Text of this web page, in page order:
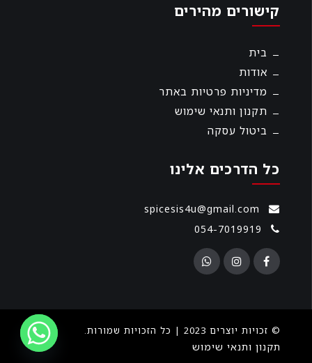
קישורים מהירים
בית
אודות
מדיניות פרטיות באתר
תקנון ותנאי שימוש
ביטול עסקה
כל הדרכים אלינו
spicesis4u@gmail.com
054-7019919
© זכויות יוצרים 2023 | כל הזכויות שמורות.
תקנון ותנאי שימוש